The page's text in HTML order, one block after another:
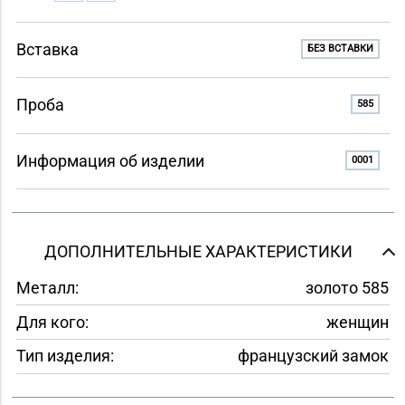
Вставка БЕЗ ВСТАВКИ
Проба 585
Информация об изделии 0001
ДОПОЛНИТЕЛЬНЫЕ ХАРАКТЕРИСТИКИ
Металл:
золото 585
Для кого:
женщин
Тип изделия:
французский замок